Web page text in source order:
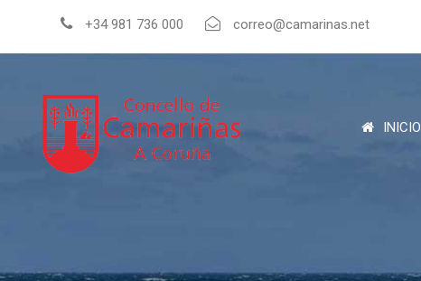
+34 981 736 000 correo@camarinas.net
INICIO